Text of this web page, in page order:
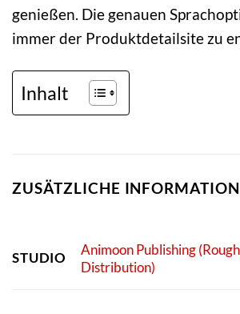
genießen. Die genauen
immer der Produktdetailsite zu
Inhalt
ZUSÄTZLICHE
STUDIO
Animoon Publishing
Distribution)